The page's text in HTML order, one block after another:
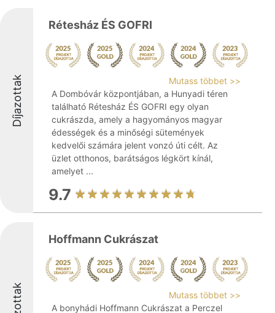
Díjazottak
Rétesház ÉS GOFRI
Mutass többet >>
A Dombóvár központjában, a Hunyadi téren
található Rétesház ÉS GOFRI egy olyan
cukrászda, amely a hagyományos magyar
édességek és a minőségi sütemények
kedvelői számára jelent vonzó úti célt. Az
üzlet otthonos, barátságos légkört kínál,
amelyet ...
9.7
Hoffmann Cukrászat
Mutass többet >>
A bonyhádi Hoffmann Cukrászat a Perczel